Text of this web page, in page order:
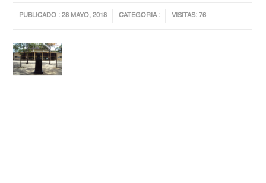
PUBLICADO : 28 MAYO, 2018 CATEGORIA : VISITAS: 76